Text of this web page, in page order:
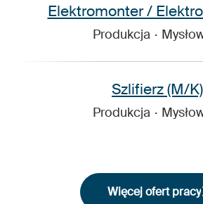
Elektromonter /
Produkcja ·
Szlifierz (M/K)
Produkcja ·
Więcej ofert pracy